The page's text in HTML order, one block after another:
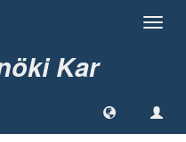
Kar